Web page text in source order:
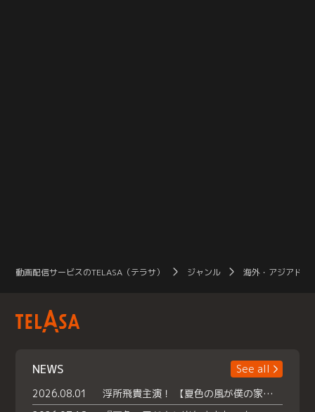
動画配信サービスのTELASA（テラサ） ジャンル 海外・アジアドラ
NEWS
See all
2026.08.01
浮所飛貴主演！ 【夏色の風が僕の家にやってきた】 本日よりテラサで独占配信スタート！